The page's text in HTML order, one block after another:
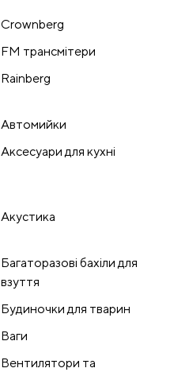
Crownberg
FM трансмітери
Rainberg
Автомийки
Аксесуари для кухні
Акустика
Багаторазові бахіли для
взуття
Будиночки для тварин
Ваги
Вентилятори та